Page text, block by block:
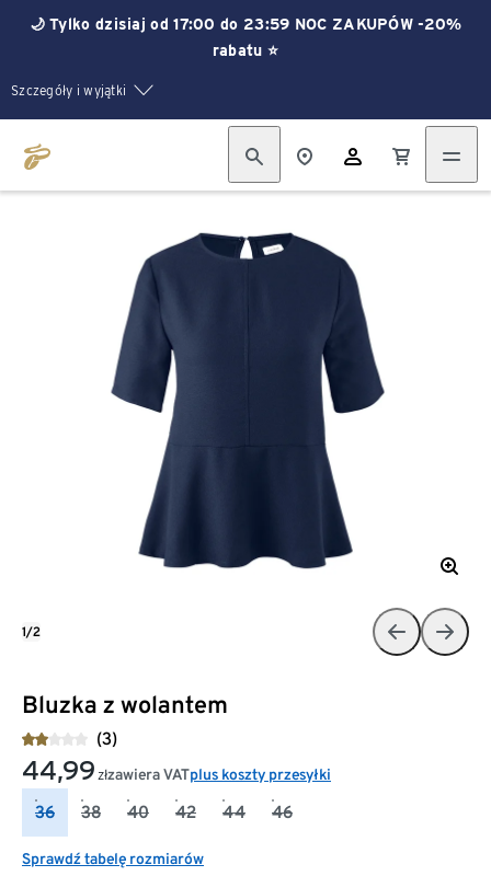
🌙 Tylko dzisiaj od 17:00 do 23:59 NOC ZAKUPÓW -20%
rabatu ⭐
Szczegóły i wyjątki
Bluzka z wolantem
(3)
44,99 złzawiera VATplus koszty przesyłki
36 38 40 42 44 46
Sprawdź tabelę rozmiarów
1/2